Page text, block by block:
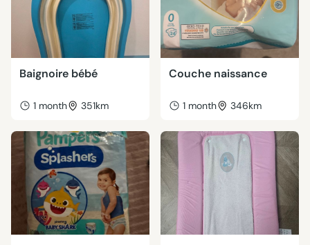
Baignoire bébé
1 month 351km
Couche naissance
1 month 346km